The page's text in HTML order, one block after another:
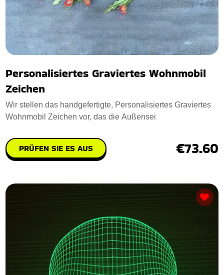
Personalisiertes Graviertes Wohnmobil
Zeichen
Wir stellen das handgefertigte, Personalisiertes Graviertes
Wohnmobil Zeichen vor, das die Außensei
PRÜFEN SIE ES AUS €73.60